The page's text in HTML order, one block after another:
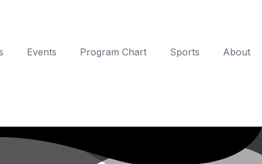
Events Program Chart Sports About